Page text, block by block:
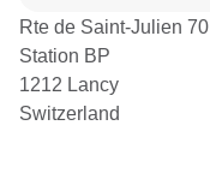
Rte de Saint-Julien 70
Station BP
1212 Lancy
Switzerland